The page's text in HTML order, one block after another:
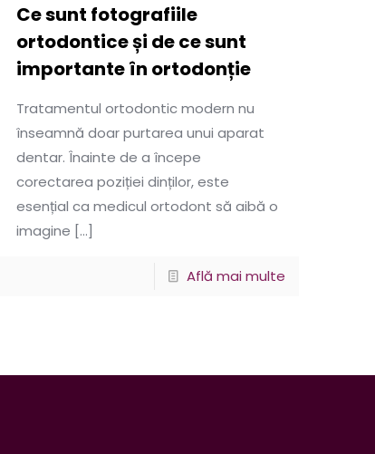
Ce sunt fotografiile
ortodontice și de ce sunt
importante în ortodonție
Tratamentul ortodontic modern nu
înseamnă doar purtarea unui aparat
dentar. Înainte de a începe
corectarea poziției dinților, este
esențial ca medicul ortodont să aibă o
imagine […]
Află mai multe